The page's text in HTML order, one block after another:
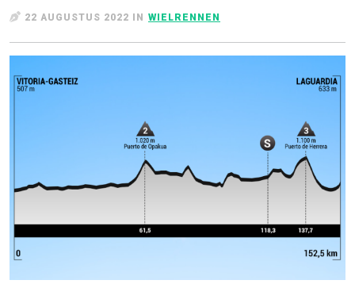
22 AUGUSTUS 2022 IN WIELRENNEN